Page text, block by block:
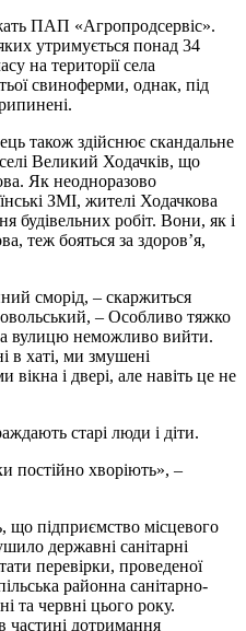
ПАП «Агропродсервіс».
утримується понад 34
на території села
свиноферми, однак, під
також здійснює скандальне
Великий Ходачків, що
Як неодноразово
ЗМІ, жителі Ходачкова
будівельних робіт. Вони, як і
теж бояться за здоров’я,
сморід, – скаржиться
– Особливо тяжко
вулицю неможливо вийти.
в хаті, ми змушені
і двері, але навіть це не
старі люди і діти.
постійно хворіють», –
що підприємство місцевого
державні санітарні
перевірки, проведеної
районна санітарно-
та червні цього року.
частині дотримання